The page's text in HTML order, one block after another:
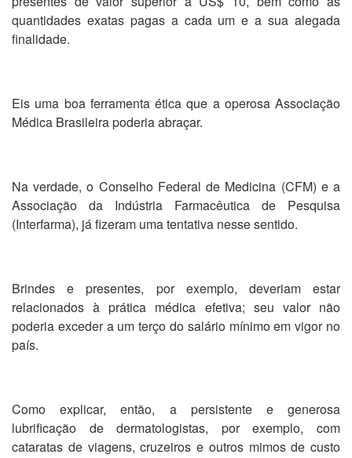
quantidades exatas pagas a cada um e a sua alegada
finalidade.
Eis uma boa ferramenta ética que a operosa Associação
Médica Brasileira poderia abraçar.
Na verdade, o Conselho Federal de Medicina (CFM) e a
Associação da Indústria Farmacêutica de Pesquisa
(Interfarma), já fizeram uma tentativa nesse sentido.
Brindes e presentes, por exemplo, deveriam estar
relacionados à prática médica efetiva; seu valor não
poderia exceder a um terço do salário mínimo em vigor no
país.
Como explicar, então, a persistente e generosa
lubrificação de dermatologistas, por exemplo, com
cataratas de viagens, cruzeiros e outros mimos de custo